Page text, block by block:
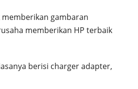
memberikan gambaran
memberikan HP terbaik
berisi charger adapter,